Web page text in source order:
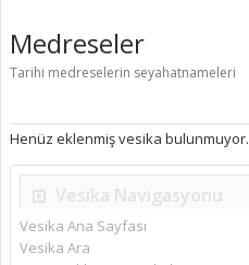
Medreseler
Tarihi medreselerin seyahatnameleri
Henüz eklenmiş vesika bulunmuyor.
Vesika Navigasyonu
Vesika Ana Sayfası
Vesika Ara